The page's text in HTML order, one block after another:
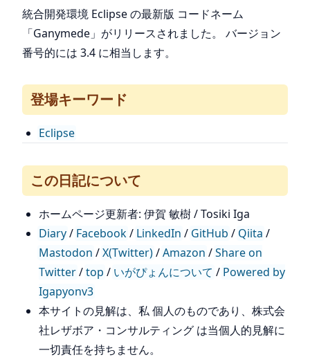
統合開発環境 Eclipse の最新版 コードネーム
「Ganymede」がリリースされました。 バージョン
番号的には 3.4 に相当します。
登場キーワード
Eclipse
この日記について
ホームページ更新者: 伊賀 敏樹 / Tosiki Iga
Diary/ Facebook/ LinkedIn / GitHub / Qiita /
Mastodon /X(Twitter)/Amazon /Share on
Twitter/top / いがぴょんについて / Powered by
Igapyonv3
本サイトの見解は、私 個人のものであり、株式会
社レザボア・コンサルティング は当個人的見解に
一切責任を持ちません。